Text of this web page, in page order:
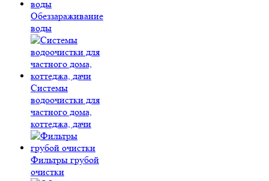
Обеззараживание
воды
Системы
водоочистки для
частного дома,
коттеджа, дачи
Фильтры грубой
очистки